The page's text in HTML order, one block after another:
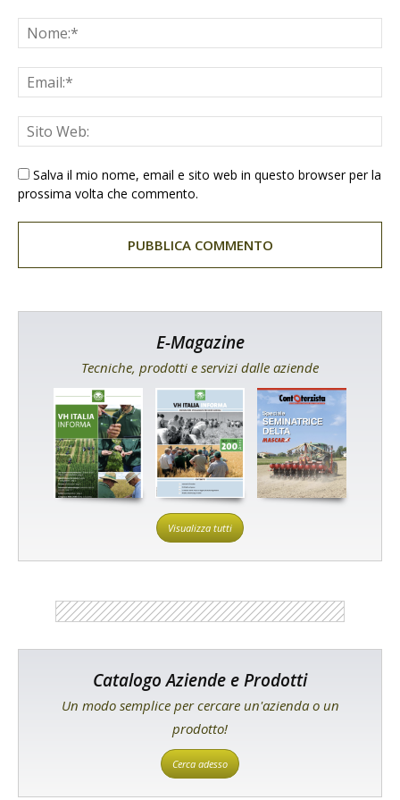
Salva il mio nome, email e sito web in questo browser per la
prossima volta che commento.
E-Magazine
Tecniche, prodotti e servizi dalle aziende
Visualizza tutti
Catalogo Aziende e Prodotti
Un modo semplice per cercare un'azienda o un
prodotto!
Cerca adesso